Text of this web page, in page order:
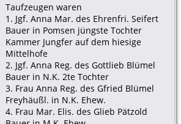
Taufzeugen waren
1. Jgf. Anna Mar. des Ehrenfri. Seifert
Bauer in Pomsen jüngste Tochter
Kammer Jungfer auf dem hiesige
Mittelhofe
2. Jgf. Anna Reg. des Gottlieb Blümel
Bauer in N.K. 2te Tochter
3. Frau Anna Reg. des Gfried Blümel
Freyhäußl. in N.K. Ehew.
4. Frau Mar. Elis. des Glieb Pätzold